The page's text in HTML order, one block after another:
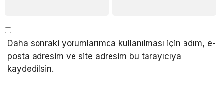
Daha sonraki yorumlarımda kullanılması için adım, e-
posta adresim ve site adresim bu tarayıcıya
kaydedilsin.